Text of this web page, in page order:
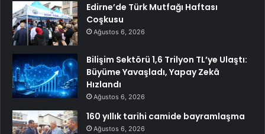
Edirne’de Türk Mutfağı Haftası
Coşkusu
Ağustos 6, 2026
Bilişim Sektörü 1,6 Trilyon TL’ye Ulaştı:
Büyüme Yavaşladı, Yapay Zekâ
Hızlandı
Ağustos 6, 2026
160 yıllık tarihi camide bayramlaşma
Ağustos 6, 2026